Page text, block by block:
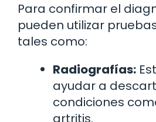
Para confirmar el
pueden utilizar
tales como:
Radiografías:
ayudar a
condiciones
artritis.